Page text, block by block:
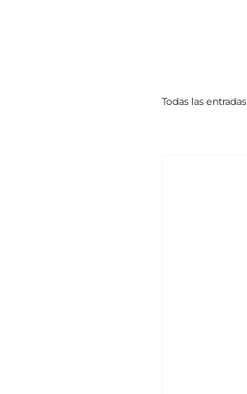
Todas las entradas